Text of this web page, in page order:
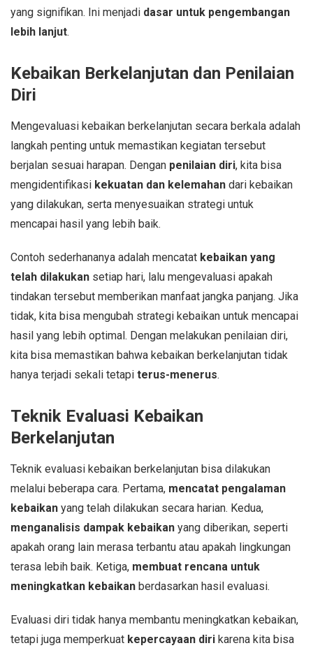
yang signifikan. Ini menjadi dasar untuk pengembangan
lebih lanjut.
Kebaikan Berkelanjutan dan Penilaian
Diri
Mengevaluasi kebaikan berkelanjutan secara berkala adalah
langkah penting untuk memastikan kegiatan tersebut
berjalan sesuai harapan. Dengan penilaian diri, kita bisa
mengidentifikasi kekuatan dan kelemahan dari kebaikan
yang dilakukan, serta menyesuaikan strategi untuk
mencapai hasil yang lebih baik.
Contoh sederhananya adalah mencatat kebaikan yang
telah dilakukan setiap hari, lalu mengevaluasi apakah
tindakan tersebut memberikan manfaat jangka panjang. Jika
tidak, kita bisa mengubah strategi kebaikan untuk mencapai
hasil yang lebih optimal. Dengan melakukan penilaian diri,
kita bisa memastikan bahwa kebaikan berkelanjutan tidak
hanya terjadi sekali tetapi terus-menerus.
Teknik Evaluasi Kebaikan
Berkelanjutan
Teknik evaluasi kebaikan berkelanjutan bisa dilakukan
melalui beberapa cara. Pertama, mencatat pengalaman
kebaikan yang telah dilakukan secara harian. Kedua,
menganalisis dampak kebaikan yang diberikan, seperti
apakah orang lain merasa terbantu atau apakah lingkungan
terasa lebih baik. Ketiga, membuat rencana untuk
meningkatkan kebaikan berdasarkan hasil evaluasi.
Evaluasi diri tidak hanya membantu meningkatkan kebaikan,
tetapi juga memperkuat kepercayaan diri karena kita bisa